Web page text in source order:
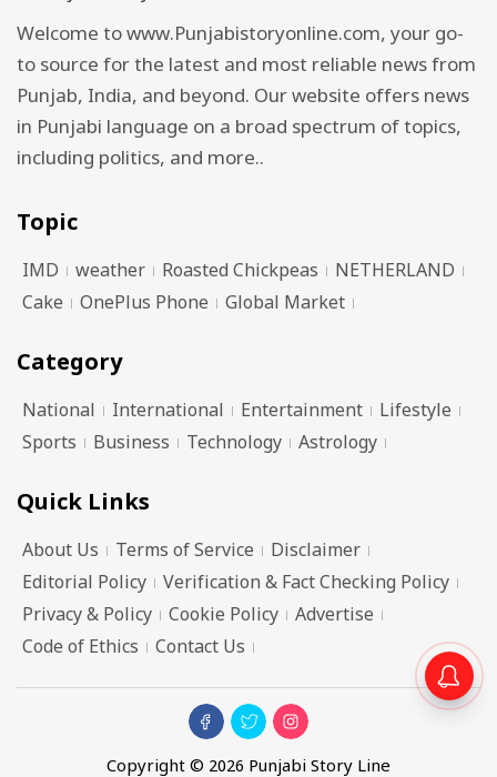
Welcome to www.Punjabistoryonline.com, your go-
to source for the latest and most reliable news from
Punjab, India, and beyond. Our website offers news
in Punjabi language on a broad spectrum of topics,
including politics, and more..
Topic
IMD weather Roasted Chickpeas
NETHERLAND
Cake
OnePlus Phone Global Market
Category
National International Entertainment
Lifestyle
Sports
Business Technology Astrology
Quick Links
About Us Terms of Service
Disclaimer
Editorial Policy
Verification & Fact Checking Policy
Privacy & Policy
Cookie Policy
Advertise
Code of Ethics
Contact Us
Copyright © 2026 Punjabi Story Line